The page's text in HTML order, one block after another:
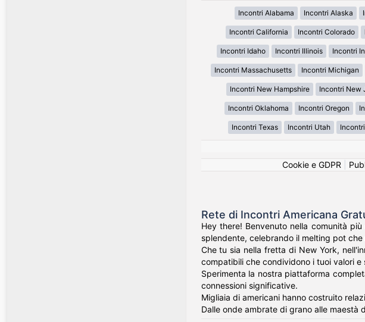
Incontri Alabama Incontri Alaska
Incontri California Incontri Colorado
Incontri Idaho Incontri Illinois Incontri
Incontri Massachusetts Incontri Michigan
Incontri New Hampshire Incontri New
Incontri Oklahoma Incontri Oregon
Incontri Texas Incontri Utah
Cookie e GDPR
Rete di Incontri Americana
Hey there! Benvenuto nella comunità
splendente, celebrando il melting pot che
Che tu sia nella fretta di New York,
compatibili che condividono i tuoi valori e
Sperimenta la nostra piattaforma
connessioni significative.
Migliaia di americani hanno costruito
Dalle onde ambrate di grano alle maestà